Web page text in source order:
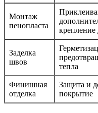
Монтаж
пенопласта
Заделка
швов
тепла
Финишная
отделка
Защита и
покрытие